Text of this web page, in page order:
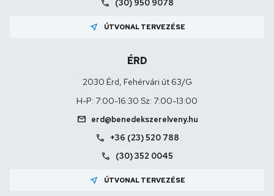
call (30) 950 9078
near_me ÚTVONAL TERVEZÉSE
ÉRD
2030 Érd, Fehérvári út 63/G
H-P: 7:00-16:30 Sz: 7:00-13:00
mail erd@benedekszerelveny.hu
call +36 (23) 520 788
call (30) 352 0045
near_me ÚTVONAL TERVEZÉSE